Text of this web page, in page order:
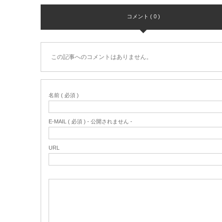
コメント ( 0 )
この記事へのコメントはありません。
名前 ( 必須 )
E-MAIL ( 必須 ) - 公開されません -
URL